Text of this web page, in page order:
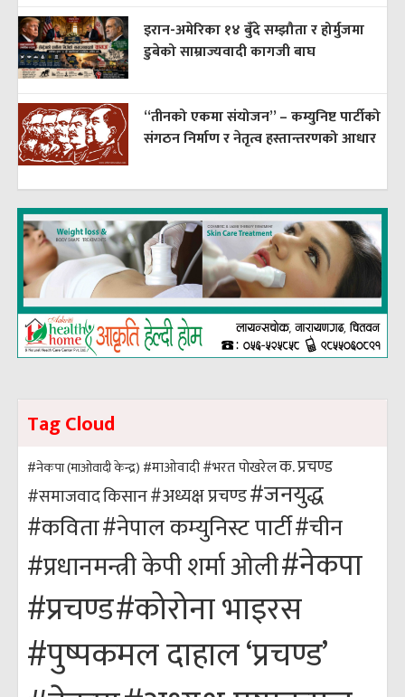
इरान-अमेरिका १४ बुँदे सम्झौता र होर्मुजमा
डुबेको साम्राज्यवादी कागजी बाघ
“तीनको एकमा संयोजन” – कम्युनिष्ट पार्टीको
संगठन निर्माण र नेतृत्व हस्तान्तरणको आधार
Tag Cloud
#नेकपा (माओवादी केन्द्र) #माओवादी#भरत पोखरेलक. प्रचण्ड
#समाजवादकिसान#अध्यक्ष प्रचण्ड#जनयुद्ध
#कविता#नेपाल कम्युनिस्ट पार्टी#चीन
#प्रधानमन्त्री केपी शर्मा ओली#नेकपा
#प्रचण्ड#कोरोना भाइरस
#पुष्पकमल दाहाल ‘प्रचण्ड’